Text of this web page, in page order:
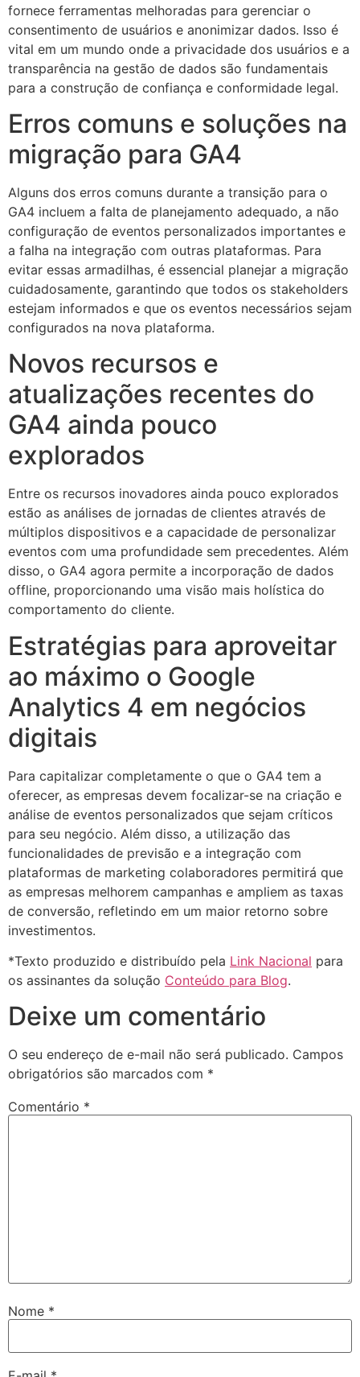
fornece ferramentas melhoradas para gerenciar o
consentimento de usuários e anonimizar dados. Isso é
vital em um mundo onde a privacidade dos usuários e a
transparência na gestão de dados são fundamentais
para a construção de confiança e conformidade legal.
Erros comuns e soluções na
migração para GA4
Alguns dos erros comuns durante a transição para o
GA4 incluem a falta de planejamento adequado, a não
configuração de eventos personalizados importantes e
a falha na integração com outras plataformas. Para
evitar essas armadilhas, é essencial planejar a migração
cuidadosamente, garantindo que todos os stakeholders
estejam informados e que os eventos necessários sejam
configurados na nova plataforma.
Novos recursos e
atualizações recentes do
GA4 ainda pouco
explorados
Entre os recursos inovadores ainda pouco explorados
estão as análises de jornadas de clientes através de
múltiplos dispositivos e a capacidade de personalizar
eventos com uma profundidade sem precedentes. Além
disso, o GA4 agora permite a incorporação de dados
offline, proporcionando uma visão mais holística do
comportamento do cliente.
Estratégias para aproveitar
ao máximo o Google
Analytics 4 em negócios
digitais
Para capitalizar completamente o que o GA4 tem a
oferecer, as empresas devem focalizar-se na criação e
análise de eventos personalizados que sejam críticos
para seu negócio. Além disso, a utilização das
funcionalidades de previsão e a integração com
plataformas de marketing colaboradores permitirá que
as empresas melhorem campanhas e ampliem as taxas
de conversão, refletindo em um maior retorno sobre
investimentos.
*Texto produzido e distribuído pela Link Nacional para
os assinantes da solução Conteúdo para Blog.
Deixe um comentário
O seu endereço de e-mail não será publicado. Campos
obrigatórios são marcados com *
Comentário *
Nome *